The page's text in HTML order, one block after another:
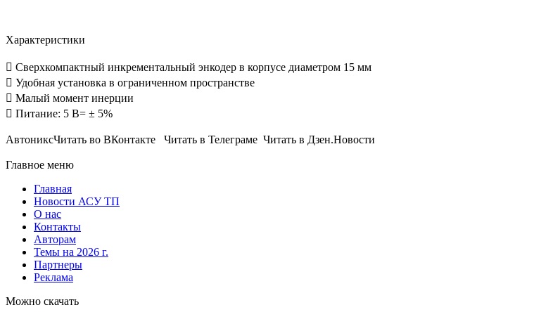
Характеристики
 Сверхкомпактный инкрементальный энкодер в корпусе диаметром 15 мм
 Удобная установка в ограниченном пространстве
 Малый момент инерции
 Питание: 5 В= ± 5%
АвтониксЧитать во ВКонтакте Читать в Телеграме Читать в Дзен.Новости
Главное меню
Главная
Новости АСУ ТП
О нас
Контакты
Авторам
Темы на 2026 г.
Партнеры
Реклама
Можно скачать